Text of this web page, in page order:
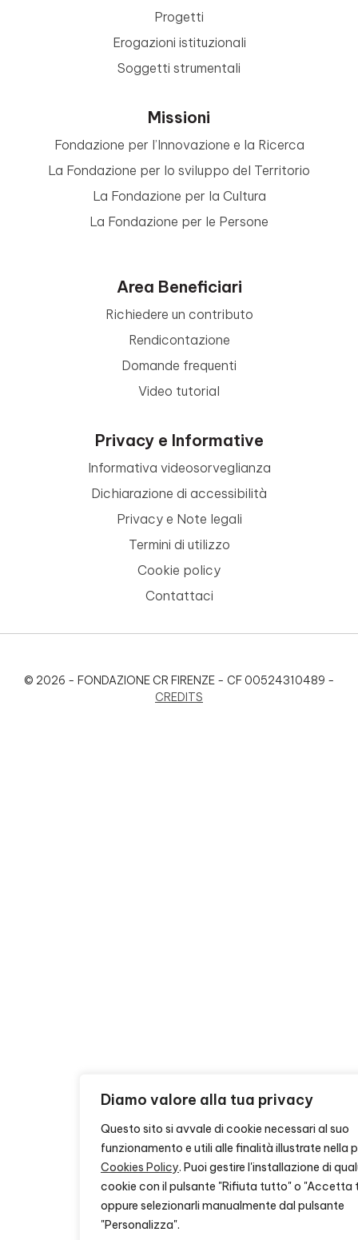
Diamo valore alla tua privacy
Questo sito si avvale di cookie necessari al suo
funzionamento e utili alle finalità illustrate nella
Cookies Policy. Puoi gestire l'installazione di
cookie con il pulsante "Rifiuta tutto" o "Accetta
oppure selezionarli manualmente dal pulsante
"Personalizza".
Progetti
Erogazioni istituzionali
Soggetti strumentali
Missioni
Fondazione per l’Innovazione e la Ricerca
La Fondazione per lo sviluppo del Territorio
La Fondazione per la Cultura
La Fondazione per le Persone
Area Beneficiari
Richiedere un contributo
Rendicontazione
Domande frequenti
Video tutorial
Privacy e Informative
Informativa videosorveglianza
Dichiarazione di accessibilità
Privacy e Note legali
Termini di utilizzo
Cookie policy
Contattaci
© 2026 - FONDAZIONE CR FIRENZE - CF 00524310489 -
CREDITS